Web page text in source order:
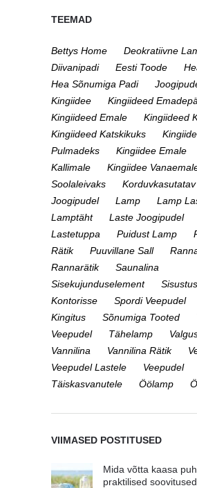
TEEMAD
Bettys Home
Deokratiivne
Diivanipadi
Eesti Toode
Hea Sõnumiga Padi
Kingiidee
Kingiideed
Kingiideed Emale
Kingiideed
Kingiideed Katskikuks
Pulmadeks
Kingiidee Emale
Kallimale
Kingiidee
Soolaleivaks
Korduvkasutatav
Joogipudel
Lamp
Lamp
Lamptäht
Laste Joogipudel
Lastetuppa
Puidust Lamp
Rätik
Puuvillane Sall
Rannarätik
Saunalina
Sisekujunduselement
Kontorisse
Spordi Veepudel
Kingitus
Sõnumiga Tooted
Veepudel
Tähelamp
Vannilina
Vannilina Rätik
Veepudel Lastele
Veepudel
Täiskasvanutele
Öölamp
VIIMASED POSTITUSED
Mida võtta kaasa
praktilised soovitused